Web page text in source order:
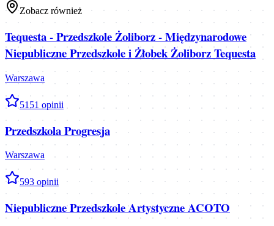
Zobacz również
Tequesta - Przedszkole Żoliborz - Międzynarodowe
Niepubliczne Przedszkole i Żłobek Żoliborz Tequesta
Warszawa
5151 opinii
Przedszkola Progresja
Warszawa
593 opinii
Niepubliczne Przedszkole Artystyczne ACOTO